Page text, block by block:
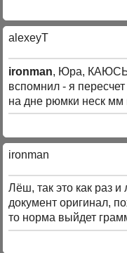
alexeyT
ironman, Юра,
вспомнил - я
на дне рюмки неск мм
ironman
Лёш, так это как раз
документ оригинал,
то норма выйдет